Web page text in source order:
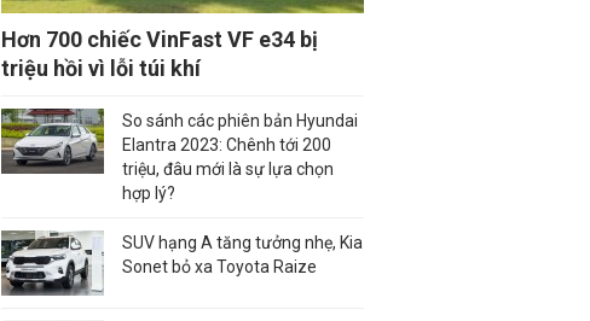
Hơn 700 chiếc VinFast VF e34 bị
triệu hồi vì lỗi túi khí
So sánh các phiên bản Hyundai
Elantra 2023: Chênh tới 200
triệu, đâu mới là sự lựa chọn
hợp lý?
SUV hạng A tăng tưởng nhẹ, Kia
Sonet bỏ xa Toyota Raize